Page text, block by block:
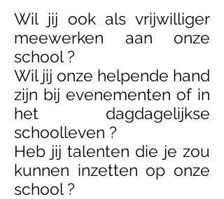
Wil jij ook als vrijwilliger
meewerken aan onze
school ?
Wil jij onze helpende hand
zijn bij evenementen of in
het dagdagelijkse
schoolleven ?
Heb jij talenten die je zou
kunnen inzetten op onze
school ?